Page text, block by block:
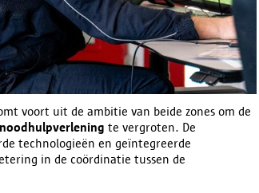
voort uit de ambitie van beide zones om de
te vergroten. De
technologieën en geïntegreerde
in de coördinatie tussen de